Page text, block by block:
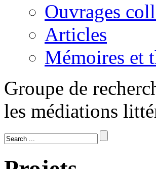
Ouvrages
Articles
Mémoires et
Groupe de
les médiations